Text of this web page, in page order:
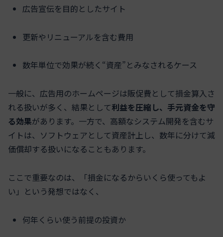
広告宣伝を目的としたサイト
更新やリニューアルを含む費用
数年単位で効果が続く“資産”とみなされるケース
一般に、広告用のホームページは販促費として損金算入さ
れる扱いが多く、結果として利益を圧縮し、手元資金を守
る効果があります。一方で、高額なシステム開発を含むサ
イトは、ソフトウェアとして資産計上し、数年に分けて減
価償却する扱いになることもあります。
ここで重要なのは、「損金になるからいくら使ってもよ
い」という発想ではなく、
何年くらい使う前提の投資か